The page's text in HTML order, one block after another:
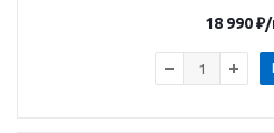
18 990₽/